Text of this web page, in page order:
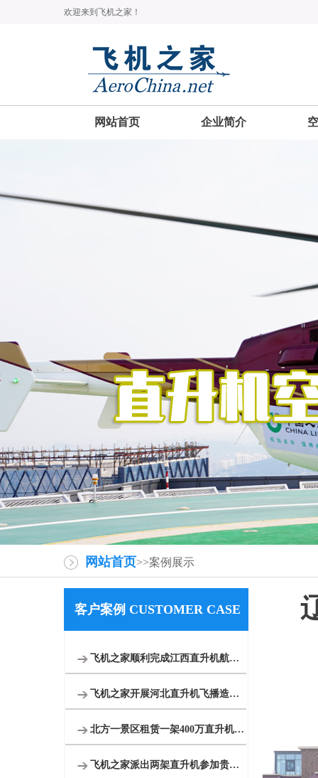
欢迎来到飞机之家！
网站首页 企业简介
网站首页>>案例展示
客户案例 CUSTOMER CASE
飞机之家顺利完成江西直升机航测作业
飞机之家开展河北直升机飞播造林活动
北方一景区租赁一架400万直升机空中飞行
飞机之家派出两架直升机参加贵州贵阳航展